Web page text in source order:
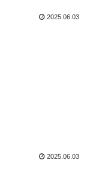
2025.06.03
2025.06.03